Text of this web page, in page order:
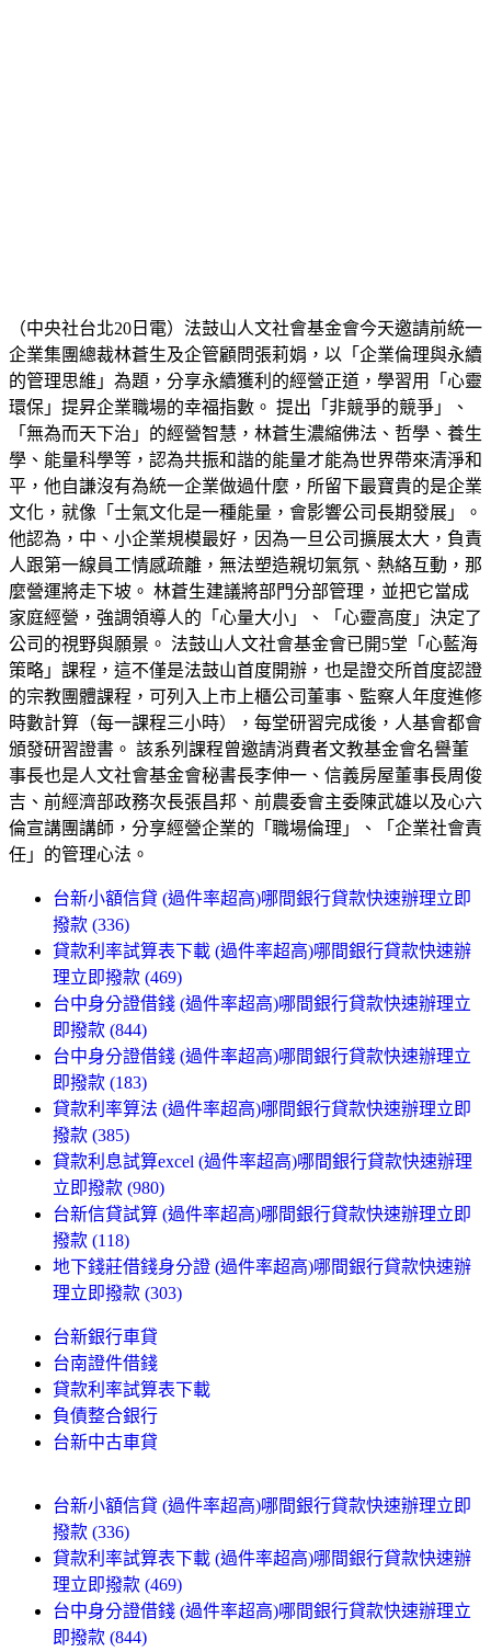
（中央社台北20日電）法鼓山人文社會基金會今天邀請前統一
企業集團總裁林蒼生及企管顧問張莉娟，以「企業倫理與永續
的管理思維」為題，分享永續獲利的經營正道，學習用「心靈
環保」提昇企業職場的幸福指數。 提出「非競爭的競爭」、
「無為而天下治」的經營智慧，林蒼生濃縮佛法、哲學、養生
學、能量科學等，認為共振和諧的能量才能為世界帶來清淨和
平，他自謙沒有為統一企業做過什麼，所留下最寶貴的是企業
文化，就像「士氣文化是一種能量，會影響公司長期發展」。
他認為，中、小企業規模最好，因為一旦公司擴展太大，負責
人跟第一線員工情感疏離，無法塑造親切氣氛、熱絡互動，那
麼營運將走下坡。 林蒼生建議將部門分部管理，並把它當成
家庭經營，強調領導人的「心量大小」、「心靈高度」決定了
公司的視野與願景。 法鼓山人文社會基金會已開5堂「心藍海
策略」課程，這不僅是法鼓山首度開辦，也是證交所首度認證
的宗教團體課程，可列入上市上櫃公司董事、監察人年度進修
時數計算（每一課程三小時），每堂研習完成後，人基會都會
頒發研習證書。 該系列課程曾邀請消費者文教基金會名譽董
事長也是人文社會基金會秘書長李伸一、信義房屋董事長周俊
吉、前經濟部政務次長張昌邦、前農委會主委陳武雄以及心六
倫宣講團講師，分享經營企業的「職場倫理」、「企業社會責
任」的管理心法。
台新小額信貸 (過件率超高)哪間銀行貸款快速辦理立即
撥款 (336)
貸款利率試算表下載 (過件率超高)哪間銀行貸款快速辦
理立即撥款 (469)
台中身分證借錢 (過件率超高)哪間銀行貸款快速辦理立
即撥款 (844)
台中身分證借錢 (過件率超高)哪間銀行貸款快速辦理立
即撥款 (183)
貸款利率算法 (過件率超高)哪間銀行貸款快速辦理立即
撥款 (385)
貸款利息試算excel (過件率超高)哪間銀行貸款快速辦理
立即撥款 (980)
台新信貸試算 (過件率超高)哪間銀行貸款快速辦理立即
撥款 (118)
地下錢莊借錢身分證 (過件率超高)哪間銀行貸款快速辦
理立即撥款 (303)
台新銀行車貸
台南證件借錢
貸款利率試算表下載
負債整合銀行
台新中古車貸
台新小額信貸 (過件率超高)哪間銀行貸款快速辦理立即
撥款 (336)
貸款利率試算表下載 (過件率超高)哪間銀行貸款快速辦
理立即撥款 (469)
台中身分證借錢 (過件率超高)哪間銀行貸款快速辦理立
即撥款 (844)